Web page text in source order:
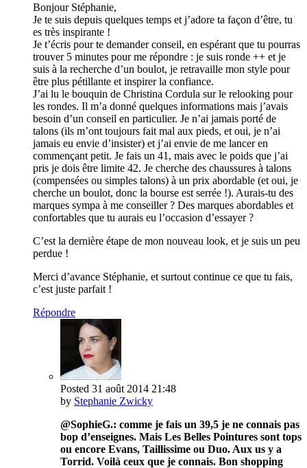
Bonjour Stéphanie,
Je te suis depuis quelques temps et j’adore ta façon d’être, tu
es très inspirante !
Je t’écris pour te demander conseil, en espérant que tu pourras
trouver 5 minutes pour me répondre : je suis ronde ++ et je
suis à la recherche d’un boulot, je retravaille mon style pour
être plus pétillante et inspirer la confiance.
J’ai lu le bouquin de Christina Cordula sur le relooking pour
les rondes. Il m’a donné quelques informations mais j’avais
besoin d’un conseil en particulier. Je n’ai jamais porté de
talons (ils m’ont toujours fait mal aux pieds, et oui, je n’ai
jamais eu envie d’insister) et j’ai envie de me lancer en
commençant petit. Je fais un 41, mais avec le poids que j’ai
pris je dois être limite 42. Je cherche des chaussures à talons
(compensées ou simples talons) à un prix abordable (et oui, je
cherche un boulot, donc la bourse est serrée !). Aurais-tu des
marques sympa à me conseiller ? Des marques abordables et
confortables que tu aurais eu l’occasion d’essayer ?
C’est la dernière étape de mon nouveau look, et je suis un peu
perdue !
Merci d’avance Stéphanie, et surtout continue ce que tu fais,
c’est juste parfait !
Répondre
Posted 31 août 2014 21:48
by Stephanie Zwicky
@SophieG.: comme je fais un 39,5 je ne connais pas
bop d’enseignes. Mais Les Belles Pointures sont tops
ou encore Evans, Taillissime ou Duo. Aux us y a
Torrid. Voilà ceux que je connais. Bon shopping